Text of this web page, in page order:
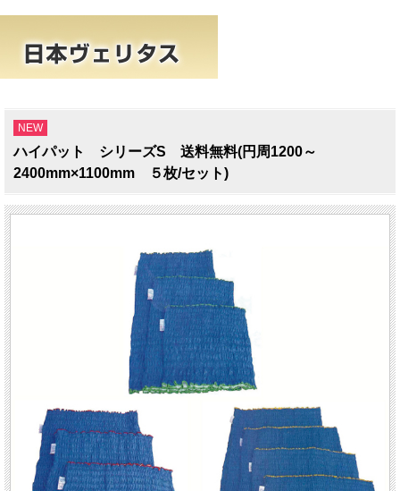
NEW
ハイパット シリーズS 送料無料(円周1200～
2400mm×1100mm ５枚/セット)